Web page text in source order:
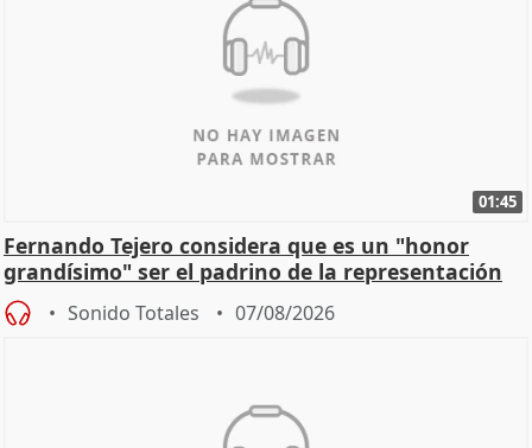
01:45
Fernando Tejero considera que es un "honor
grandísimo" ser el padrino de la representación
Sonido Totales 07/08/2026